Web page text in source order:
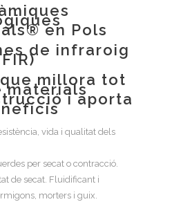
en Pols
de infraroig
millora tot
materials
i aporta
vida i qualitat dels
per secat o contracció.
de secat. Fluidificant i
morters i guix.